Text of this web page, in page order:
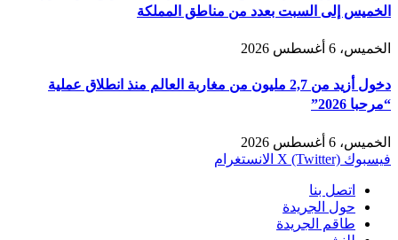
الخميس إلى السبت بعدد من مناطق المملكة
الخميس، 6 أغسطس 2026
دخول أزيد من 2,7 مليون من مغاربة العالم منذ انطلاق عملية
“مرحبا 2026”
الخميس، 6 أغسطس 2026
فيسبوك X (Twitter) الانستغرام
اتصل بنا
حول الجريدة
طاقم الجريدة